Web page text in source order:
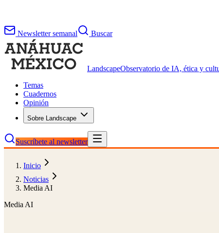
Newsletter semanal Buscar
LandscapeObservatorio de IA, ética y
Temas
Cuadernos
Opinión
Sobre Landscape
Suscríbete al newsletter
Inicio
Noticias
Media AI
Media AI